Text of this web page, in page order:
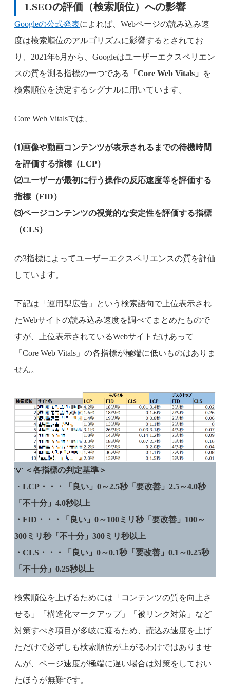
1.SEOの評価（検索順位）への影響
Googleの公式発表によれば、Webページの読み込み速
度は検索順位のアルゴリズムに影響するとされてお
り、2021年6月から、Googleはユーザーエクスペリエン
スの質を測る指標の一つである
「Core Web Vitals」
を
検索順位を決定するシグナルに用いています。
Core Web Vitalsでは、
⑴画像や動画コンテンツが表示されるまでの待機時間
を評価する指標（LCP）
⑵ユーザーが最初に行う操作の反応速度等を評価する
指標（FID）
⑶ページコンテンツの視覚的な安定性を評価する指標
（CLS）
の3指標によってユーザーエクスペリエンスの質を評価
しています。
下記は「運用型広告」という検索語句で上位表示され
たWebサイトの読み込み速度を調べてまとめたもので
すが、上位表示されているWebサイトだけあって
「Core Web Vitals」の各指標が極端に低いものはありま
せん。
💡 ＜各指標の判定基準＞
・ LCP・・・「良い」0～2.5秒「要改善」2.5～4.0秒
「不十分」4.0秒以上
・FID・・・「良い」0～100ミリ秒「要改善」100～
300ミリ秒「不十分」300ミリ秒以上
・CLS・・・「良い」0～0.1秒「要改善」0.1～0.25秒
「不十分」0.25秒以上
検索順位を上げるためには「コンテンツの質を向上さ
せる」「構造化マークアップ」「被リンク対策」など
対策すべき項目が多岐に渡るため、読込み速度を上げ
ただけで必ずしも検索順位が上がるわけではありませ
んが、ページ速度が極端に遅い場合は対策をしておい
たほうが無難です。